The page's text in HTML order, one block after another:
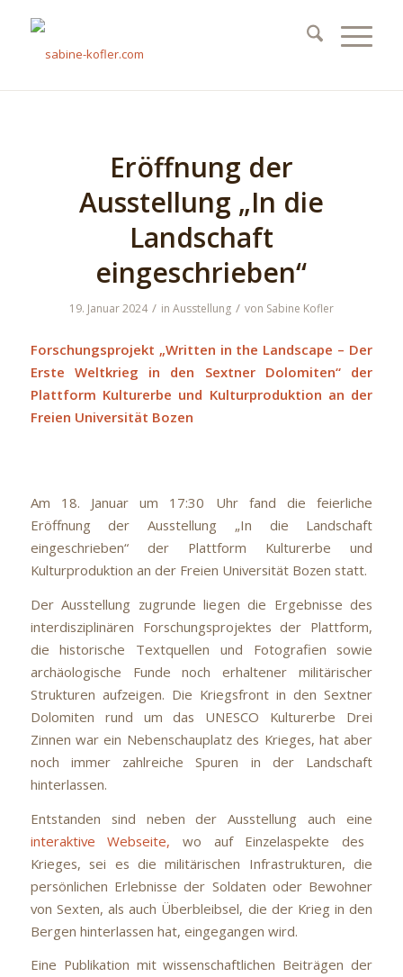
Eröffnung der
Ausstellung „In die
Landschaft
eingeschrieben“
19. Januar 2024 / in Ausstellung / von Sabine Kofler
Forschungsprojekt „Written in the Landscape – Der
Erste Weltkrieg in den Sextner Dolomiten“ der
Plattform Kulturerbe und Kulturproduktion an der
Freien Universität Bozen
Am 18. Januar um 17:30 Uhr fand die feierliche
Eröffnung der Ausstellung „In die Landschaft
eingeschrieben“ der Plattform Kulturerbe und
Kulturproduktion an der Freien Universität Bozen statt.
Der Ausstellung zugrunde liegen die Ergebnisse des
interdisziplinären Forschungsprojektes der Plattform,
die historische Textquellen und Fotografien sowie
archäologische Funde noch erhaltener militärischer
Strukturen aufzeigen. Die Kriegsfront in den Sextner
Dolomiten rund um das UNESCO Kulturerbe Drei
Zinnen war ein Nebenschauplatz des Krieges, hat aber
noch immer zahlreiche Spuren in der Landschaft
hinterlassen.
Entstanden sind neben der Ausstellung auch eine
interaktive Webseite, wo auf Einzelaspekte des
Krieges, sei es die militärischen Infrastrukturen, die
persönlichen Erlebnisse der Soldaten oder Bewohner
von Sexten, als auch Überbleibsel, die der Krieg in den
Bergen hinterlassen hat, eingegangen wird.
Eine Publikation mit wissenschaftlichen Beiträgen der